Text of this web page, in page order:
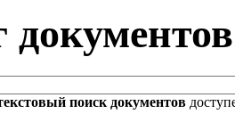
поиск документов